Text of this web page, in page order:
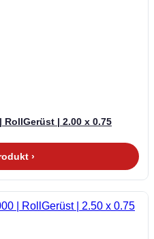
RollGerüst | 2.00 x 0.75
›